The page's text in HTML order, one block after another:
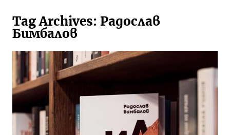
за:Tag Archives: Радослав
Бимбалов